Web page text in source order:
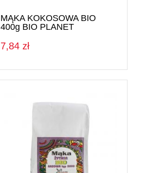
MĄKA KOKOSOWA BIO
400g BIO PLANET
7,84 zł